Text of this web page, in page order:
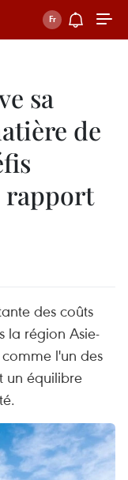
sa
de
rapport
des coûts
la région Asie-
l'un des
un équilibre